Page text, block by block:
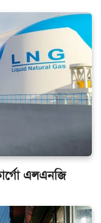
এলএনজি